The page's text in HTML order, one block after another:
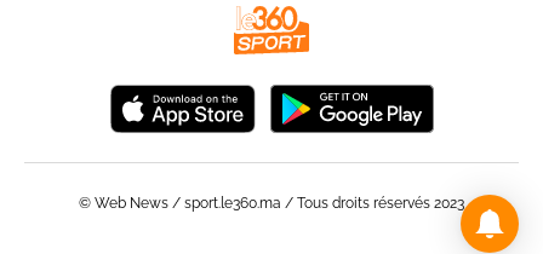
© Web News / sport.le360.ma / Tous droits réservés 2023